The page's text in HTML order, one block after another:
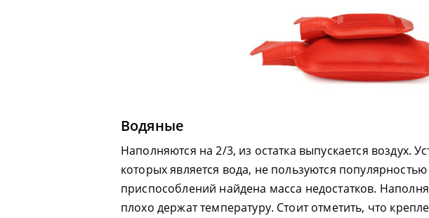
Водяные
Наполняются на 2/3, из остатка выпускается воздух.
которых является вода, не пользуются
приспособлений найдена масса недостатков.
плохо держат температуру. Стоит отметить, что